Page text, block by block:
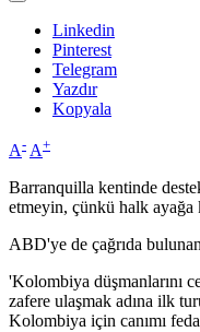
Linkedin
Pinterest
Telegram
Yazdır
Kopyala
A- A+
Barranquilla kentinde
etmeyin, çünkü halk ayağa
ABD'ye de çağrıda
'Kolombiya düşmanlarını
zafere ulaşmak adına ilk
Kolombiya için canımı